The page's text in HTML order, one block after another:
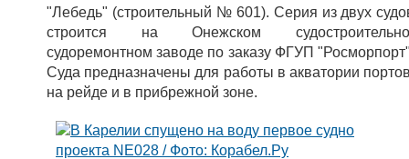
"Лебедь" (строительный № 601). Серия из двух
строится на Онежском
судоремонтном заводе по заказу ФГУП
Суда предназначены для работы в акватории
на рейде и в прибрежной зоне.